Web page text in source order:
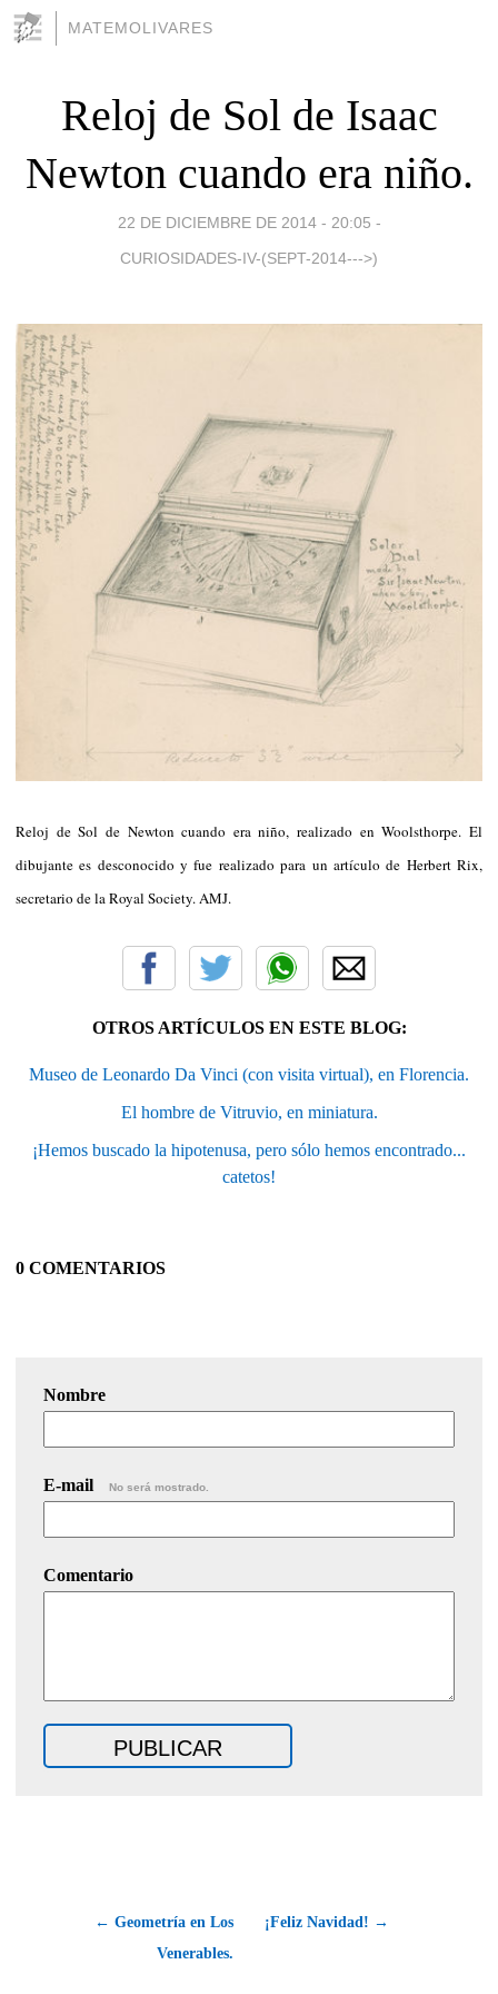
MATEMOLIVARES
Reloj de Sol de Isaac
Newton cuando era niño.
22 DE DICIEMBRE DE 2014 - 20:05 -
CURIOSIDADES-IV-(SEPT-2014--->)
Reloj de Sol de Newton cuando era niño, realizado en Woolsthorpe. El
dibujante es desconocido y fue realizado para un artículo de Herbert Rix,
secretario de la Royal Society. AMJ.
OTROS ARTÍCULOS EN ESTE BLOG:
Museo de Leonardo Da Vinci (con visita virtual), en Florencia.
El hombre de Vitruvio, en miniatura.
¡Hemos buscado la hipotenusa, pero sólo hemos encontrado...
catetos!
0 COMENTARIOS
Nombre
E-mail No será mostrado.
Comentario
← Geometría en Los
Venerables.
¡Feliz Navidad! →